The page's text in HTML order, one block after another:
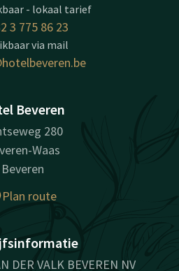
- lokaal tarief
3 775 86 23
via mail
Beveren
280
Waas
Beveren
Plan route
DER VALK BEVEREN NV